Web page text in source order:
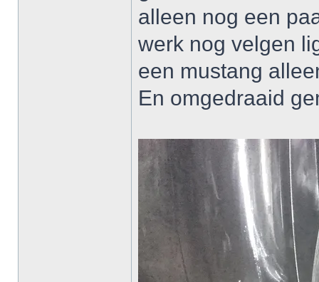
alleen nog een
werk nog velgen
een mustang
En omgedraaid